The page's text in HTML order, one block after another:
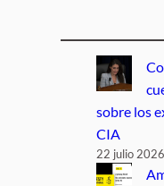
sobre los
CIA
22 julio 2026